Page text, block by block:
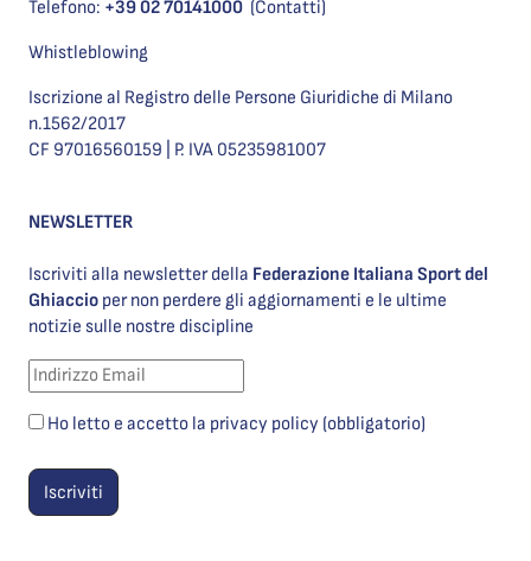
Telefono: +39 02 70141000 (Contatti)
Whistleblowing
Iscrizione al Registro delle Persone Giuridiche di Milano
n.1562/2017
CF 97016560159 | P. IVA 05235981007
NEWSLETTER
Iscriviti alla newsletter della Federazione Italiana Sport del
Ghiaccio per non perdere gli aggiornamenti e le ultime
notizie sulle nostre discipline
Ho letto e accetto la privacy policy (obbligatorio)